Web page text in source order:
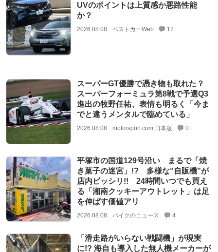
UVのポイントは上質感か悪路性能
か？
2026.08.08 ベストカーWeb 12
スーパーGT優勝で憑き物も取れた？
スーパーフォーミュラ第8戦で予選Q3
進出の牧野任祐、表情も明るく「今ま
でと違うメンタルで臨めている」
2026.08.08 motorsport.com 日本版 0
平塚市の国道129号沿い まるで「焼
き菓子の迷宮」!? 多様な“自販機”が
店内ビッシリ!! 24時間いつでも買え
る「湘南クッキーアウトレット」は足
を伸ばす価値アリ
2026.08.08 バイクのニュース 4
「滑走路がいらない戦闘機」が現実
に!? 海自も導入した無人機メーカーが